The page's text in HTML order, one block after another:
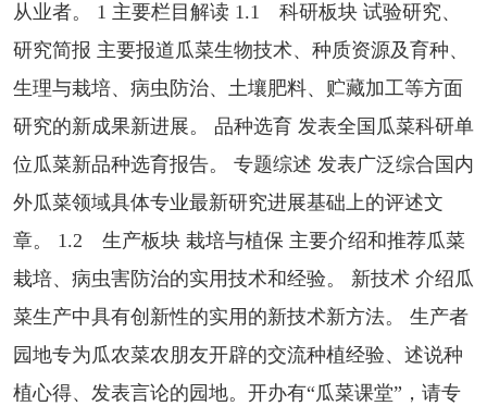
从业者。 1 主要栏目解读 1.1 科研板块 试验研究、
研究简报 主要报道瓜菜生物技术、种质资源及育种、
生理与栽培、病虫防治、土壤肥料、贮藏加工等方面
研究的新成果新进展。 品种选育 发表全国瓜菜科研单
位瓜菜新品种选育报告。 专题综述 发表广泛综合国内
外瓜菜领域具体专业最新研究进展基础上的评述文
章。 1.2 生产板块 栽培与植保 主要介绍和推荐瓜菜
栽培、病虫害防治的实用技术和经验。 新技术 介绍瓜
菜生产中具有创新性的实用的新技术新方法。 生产者
园地专为瓜农菜农朋友开辟的交流种植经验、述说种
植心得、发表言论的园地。开办有“瓜菜课堂”，请专